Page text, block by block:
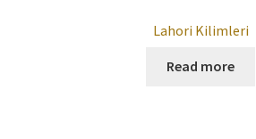
Lahori Kilimleri
Read more